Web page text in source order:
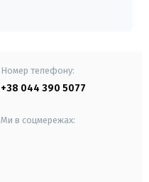
Номер телефону:
+38 044 390 5077
Ми в соцмережах: